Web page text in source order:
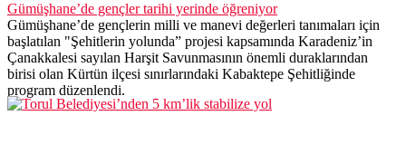
Gümüşhane’de gençler tarihi yerinde öğreniyor
Gümüşhane’de gençlerin milli ve manevi değerleri tanımaları için
başlatılan "Şehitlerin yolunda” projesi kapsamında Karadeniz’in
Çanakkalesi sayılan Harşit Savunmasının önemli duraklarından
birisi olan Kürtün ilçesi sınırlarındaki Kabaktepe Şehitliğinde
program düzenlendi.